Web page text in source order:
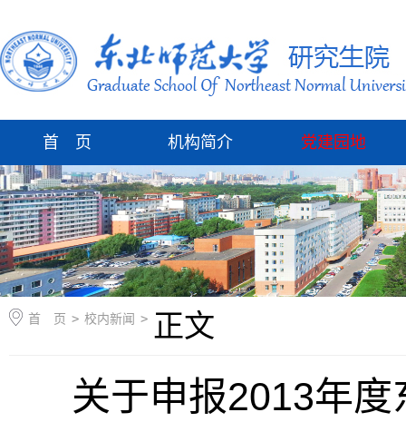
首 页 机构简介 党建园地
首 页 > 校内新闻 > 正文
关于申报2013年